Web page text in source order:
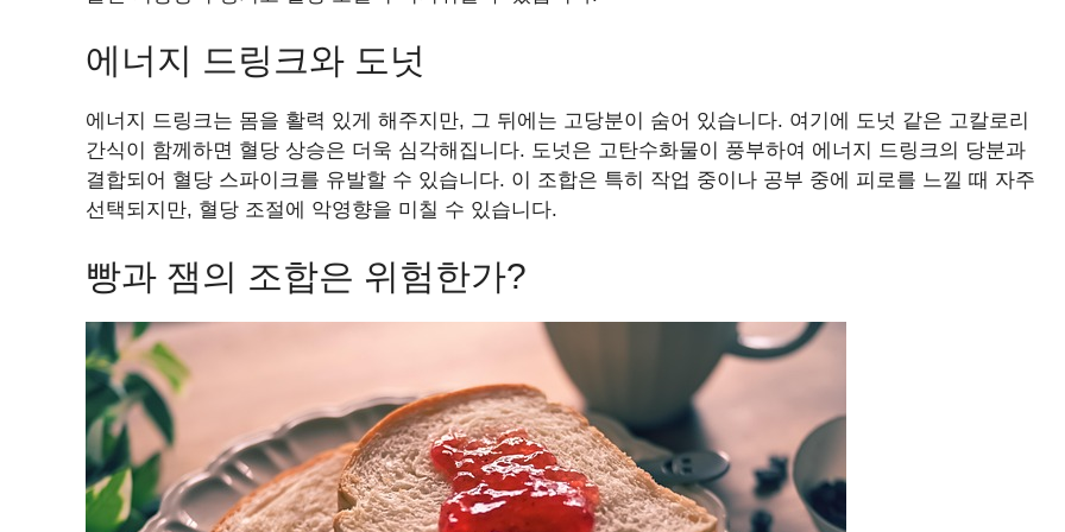
에너지 드링크와 도넛
에너지 드링크는 몸을 활력 있게 해주지만, 그 뒤에는 고당분이 숨어 있습니다. 여기에 도넛 같은 고칼로리
간식이 함께하면 혈당 상승은 더욱 심각해집니다. 도넛은 고탄수화물이 풍부하여 에너지 드링크의 당분과
결합되어 혈당 스파이크를 유발할 수 있습니다. 이 조합은 특히 작업 중이나 공부 중에 피로를 느낄 때 자주
선택되지만, 혈당 조절에 악영향을 미칠 수 있습니다.
빵과 잼의 조합은 위험한가?